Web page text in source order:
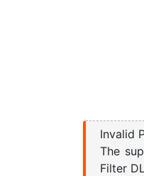
Invalid
The
Filter